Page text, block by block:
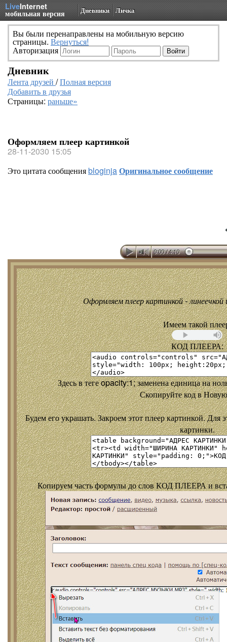
LiveInternet
мобильная версия Дневники Личка
Вы были перенаправлены на мобильную версию
страницы. Вернуться!
Авторизация
Дневник
Лента друзей /Полная версия
Добавить в друзья
Страницы: раньше»
Оформляем плеер картинкой
28-11-2030 15:05
Это цитата сообщенияbloginjaОригинальное сообщение
Оформляем плеер картинкой - линеечкой
Имеем такой
КОД ПЛЕЕРА:
Здесь в теге opacity:1; заменена единица на
Скопируйте код в
Будем его украшать. Закроем этот плеер картинкой. Для
картинки.
Копируем часть формулы до слов КОД ПЛЕЕРА и